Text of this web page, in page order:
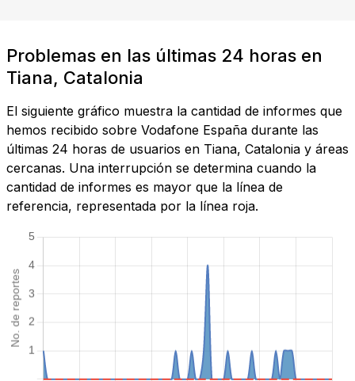
Problemas en las últimas 24 horas en
Tiana, Catalonia
El siguiente gráfico muestra la cantidad de informes que
hemos recibido sobre Vodafone España durante las
últimas 24 horas de usuarios en Tiana, Catalonia y áreas
cercanas. Una interrupción se determina cuando la
cantidad de informes es mayor que la línea de
referencia, representada por la línea roja.